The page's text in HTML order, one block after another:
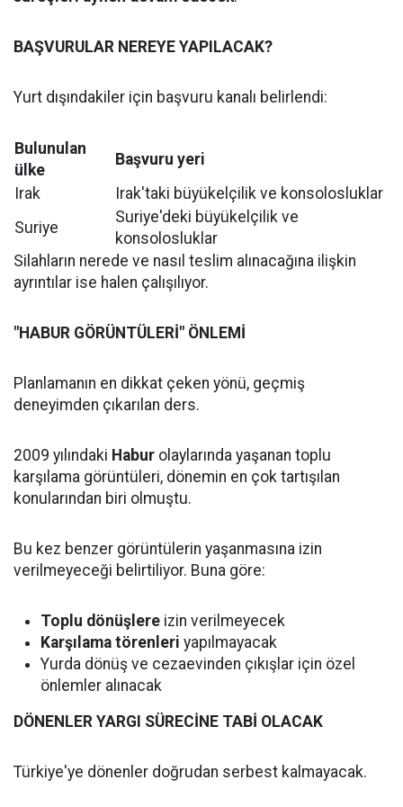
BAŞVURULAR NEREYE YAPILACAK?
Yurt dışındakiler için başvuru kanalı belirlendi:
Bulunulan
ülke
Başvuru yeri
Irak
Irak'taki büyükelçilik ve konsolosluklar
Suriye
Suriye'deki büyükelçilik ve
konsolosluklar
Silahların nerede ve nasıl teslim alınacağına ilişkin
ayrıntılar ise halen çalışılıyor.
"HABUR GÖRÜNTÜLERİ" ÖNLEMİ
Planlamanın en dikkat çeken yönü, geçmiş
deneyimden çıkarılan ders.
2009 yılındaki Habur olaylarında yaşanan toplu
karşılama görüntüleri, dönemin en çok tartışılan
konularından biri olmuştu.
Bu kez benzer görüntülerin yaşanmasına izin
verilmeyeceği belirtiliyor. Buna göre:
Toplu dönüşlere izin verilmeyecek
Karşılama törenleri yapılmayacak
Yurda dönüş ve cezaevinden çıkışlar için özel
önlemler alınacak
DÖNENLER YARGI SÜRECİNE TABİ OLACAK
Türkiye'ye dönenler doğrudan serbest kalmayacak.